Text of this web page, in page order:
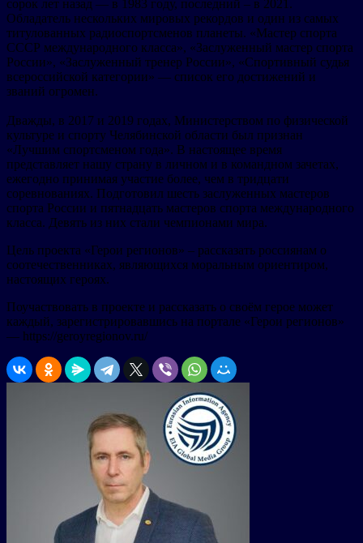
сорок лет назад — в 1983 году, последний – в 2021.
Обладатель нескольких мировых рекордов и один из самых
титулованных радиоспортсменов планеты. «Мастер спорта
СССР международного класса», «Заслуженный мастер спорта
России», «Заслуженный тренер России», «Спортивный судья
всероссийской категории» — список его достижений и
званий огромен.
Дважды, в 2017 и 2019 годах, Министерством по физической
культуре и спорту Челябинской области был признан
«Лучшим спортсменом года». В настоящее время
представляет нашу страну в личном и в командном зачетах,
ежегодно принимая участие более, чем в тридцати
соревнованиях. Подготовил шесть заслуженных мастеров
спорта России и пятнадцать мастеров спорта международного
класса. Девять из них стали чемпионами мира.
Цель проекта «Герои регионов» – рассказать россиянам о
соотечественниках, являющихся моральным ориентиром,
настоящих героях.
Поучаствовать в проекте и рассказать о своём герое может
каждый, зарегистрировавшись на портале «Герои регионов»
— https://geroyregionov.ru/